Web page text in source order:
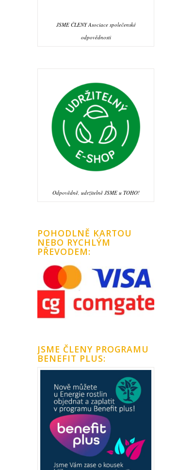
JSME ČLENY Asociace společenské
odpovědnosti
Odpovědně, udržitelně JSME u TOHO!
POHODLNĚ KARTOU
NEBO RYCHLÝM
PŘEVODEM:
JSME ČLENY PROGRAMU
BENEFIT PLUS: